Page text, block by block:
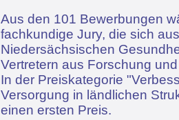
Aus den 101 Bewerbungen
fachkundige Jury, die sich
Niedersächsischen
Vertretern aus Forschung
In der Preiskategorie
Versorgung in ländlichen
einen ersten Preis.